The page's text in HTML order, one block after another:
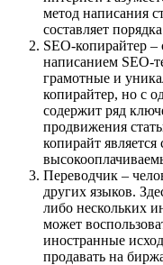
метод написания
составляет
SEO-копирайтер
написанием SEO-
грамотные и
копирайтер, но с
содержит ряд
продвижения
копирайт
Переводчик –
других языков.
либо нескольких
может
иностранные
продавать на